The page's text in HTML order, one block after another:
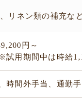
リネン類の補充な
円～
間中は時給
時間外手当、通勤